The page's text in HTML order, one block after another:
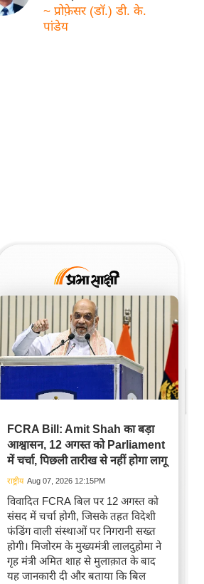
~ प्रोफ़ेसर (डॉ.) डी. के.
पांडेय
FCRA Bill: Amit Shah का बड़ा
आश्वासन, 12 अगस्त को Parliament
में चर्चा, पिछली तारीख से नहीं होगा लागू
राष्ट्रीय Aug 07, 2026 12:15PM
विवादित FCRA बिल पर 12 अगस्त को
संसद में चर्चा होगी, जिसके तहत विदेशी
फंडिंग वाली संस्थाओं पर निगरानी सख्त
होगी। मिजोरम के मुख्यमंत्री लालदुहोमा ने
गृह मंत्री अमित शाह से मुलाक़ात के बाद
यह जानकारी दी और बताया कि बिल